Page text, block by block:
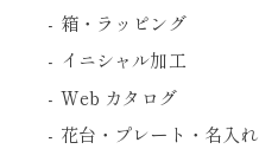
箱・ラッピング
イニシャル加工
Web カタログ
花台・プレート・名入れ